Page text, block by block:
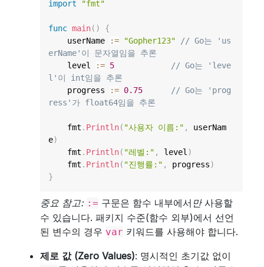
import "fmt"
func main( )
{
    userName
:= "Gopher123"
// Go는 'us
erName'이 문자열임을 추론
    level
:= 5
// Go는 'leve
l'이 int임을 추론
    progress
:= 0.75
// Go는 'prog
ress'가 float64임을 추론
    fmt
. Println( "사용자 이름:" ,
userNam
e)
    fmt
. Println( "레벨:" , level )
    fmt
. Println( "진행률:" , progress)
}
중요 참고: := 구문은 함수 내부에서 만사용할
수 있습니다. 패키지 수준(함수 외부)에서 선언
된 변수의 경우 var 키워드를 사용해야 합니다.
제로 값 (Zero Values): 명시적인 초기값 없이